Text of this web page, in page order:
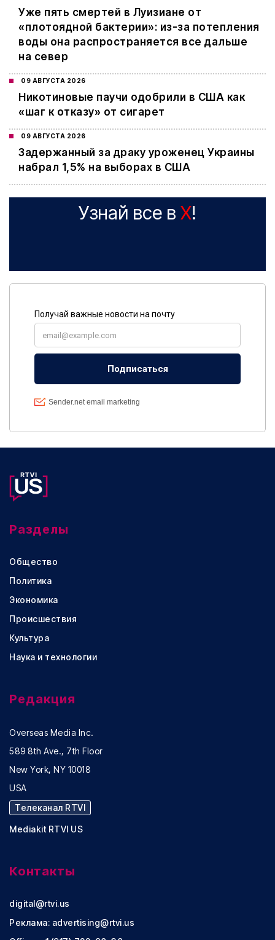
Уже пять смертей в Луизиане от
«плотоядной бактерии»: из-за потепления
воды она распространяется все дальше
на север
09 АВГУСТА 2026
Никотиновые паучи одобрили в США как
«шаг к отказу» от сигарет
09 АВГУСТА 2026
Задержанный за драку уроженец Украины
набрал 1,5% на выборах в США
Узнай все в X!
Разделы
Общество
Политика
Экономика
Происшествия
Культура
Наука и технологии
Редакция
Overseas Media Inc.
589 8th Ave., 7th Floor
New York, NY 10018
USA
Телеканал RTVI
Mediakit RTVI US
Контакты
digital@rtvi.us
Реклама: advertising@rtvi.us